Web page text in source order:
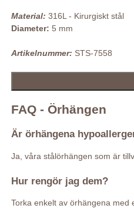
Material: 316L - Kirurgiskt stål
Diameter: 5 mm
Artikelnummer: STS-7558
FAQ - Örhängen
Är örhängena
Ja, våra stålörhängen som är
Hur rengör jag dem?
Torka enkelt av örhängena